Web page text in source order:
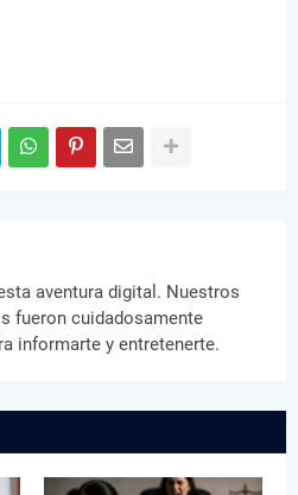
aventura digital. Nuestros
fueron cuidadosamente
informarte y entretenerte.